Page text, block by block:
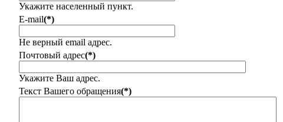
Укажите населенный пункт.
E-mail(*)
Не верный email адрес.
Почтовый адрес(*)
Укажите Ваш адрес.
Текст Вашего обращения(*)